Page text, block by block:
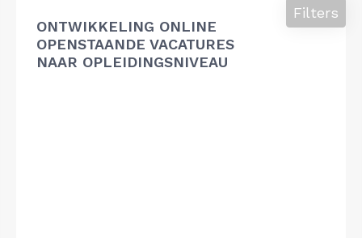
ONTWIKKELING ONLINE
OPENSTAANDE VACATURES
NAAR OPLEIDINGSNIVEAU
Filters